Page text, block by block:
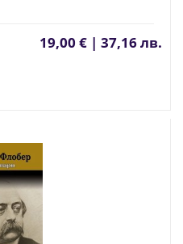
19,00 € | 37,16 лв.